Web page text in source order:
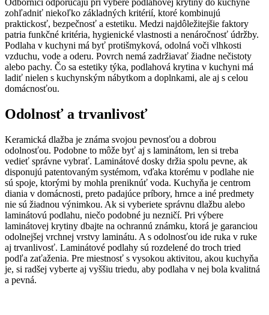
Odborníci odporúčajú pri výbere podlahovej krytiny do kuchyne
zohľadniť niekoľko základných kritérií, ktoré kombinujú
praktickosť, bezpečnosť a estetiku. Medzi najdôležitejšie faktory
patria funkčné kritéria, hygienické vlastnosti a nenáročnosť údržby.
Podlaha v kuchyni má byť protišmyková, odolná voči vlhkosti
vzduchu, vode a oderu. Povrch nemá zadržiavať žiadne nečistoty
alebo pachy. Čo sa estetiky týka, podlahová krytina v kuchyni má
ladiť nielen s kuchynským nábytkom a doplnkami, ale aj s celou
domácnosťou.
Odolnosť a trvanlivosť
Keramická dlažba je známa svojou pevnosťou a dobrou
odolnosťou. Podobne to môže byť aj s laminátom, len si treba
vedieť správne vybrať. Laminátové dosky držia spolu pevne, ak
disponujú patentovaným systémom, vďaka ktorému v podlahe nie
sú spoje, ktorými by mohla preniknúť voda. Kuchyňa je centrom
diania v domácnosti, preto padajúce príbory, hrnce a iné predmety
nie sú žiadnou výnimkou. Ak si vyberiete správnu dlažbu alebo
laminátovú podlahu, niečo podobné ju nezničí. Pri výbere
laminátovej krytiny dbajte na ochrannú známku, ktorá je garanciou
odolnejšej vrchnej vrstvy laminátu. A s odolnosťou ide ruka v ruke
aj trvanlivosť. Laminátové podlahy sú rozdelené do troch tried
podľa zaťaženia. Pre miestnosť s vysokou aktivitou, akou kuchyňa
je, si radšej vyberte aj vyššiu triedu, aby podlaha v nej bola kvalitná
a pevná.